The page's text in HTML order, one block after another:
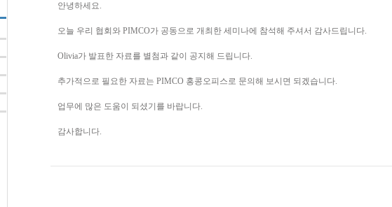
안녕하세요.
오늘 우리 협회와 PIMCO가 공동으로 개최한 세미나에 참석해 주셔서 감사드립니다.
Olivia가 발표한 자료를 별첨과 같이 공지해 드립니다.
추가적으로 필요한 자료는 PIMCO 홍콩오피스로 문의해 보시면 되겠습니다.
업무에 많은 도움이 되셨기를 바랍니다.
감사합니다.